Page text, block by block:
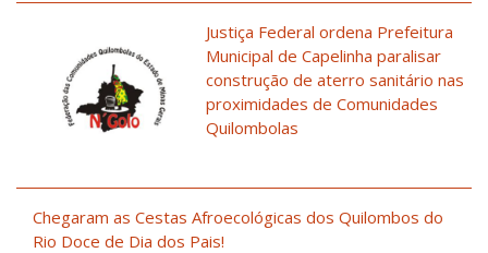
Justiça Federal ordena Prefeitura
Municipal de Capelinha paralisar
construção de aterro sanitário nas
proximidades de Comunidades
Quilombolas
Chegaram as Cestas Afroecológicas dos Quilombos do
Rio Doce de Dia dos Pais!